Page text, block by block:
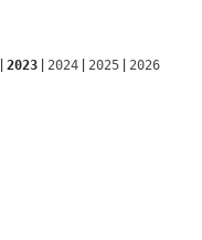
2023 2024 2025 2026